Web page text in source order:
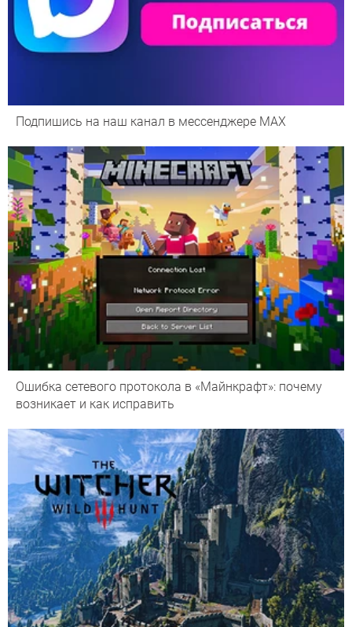
Подпишись на наш канал в мессенджере МАХ
Ошибка сетевого протокола в «Майнкрафт»: почему
возникает и как исправить